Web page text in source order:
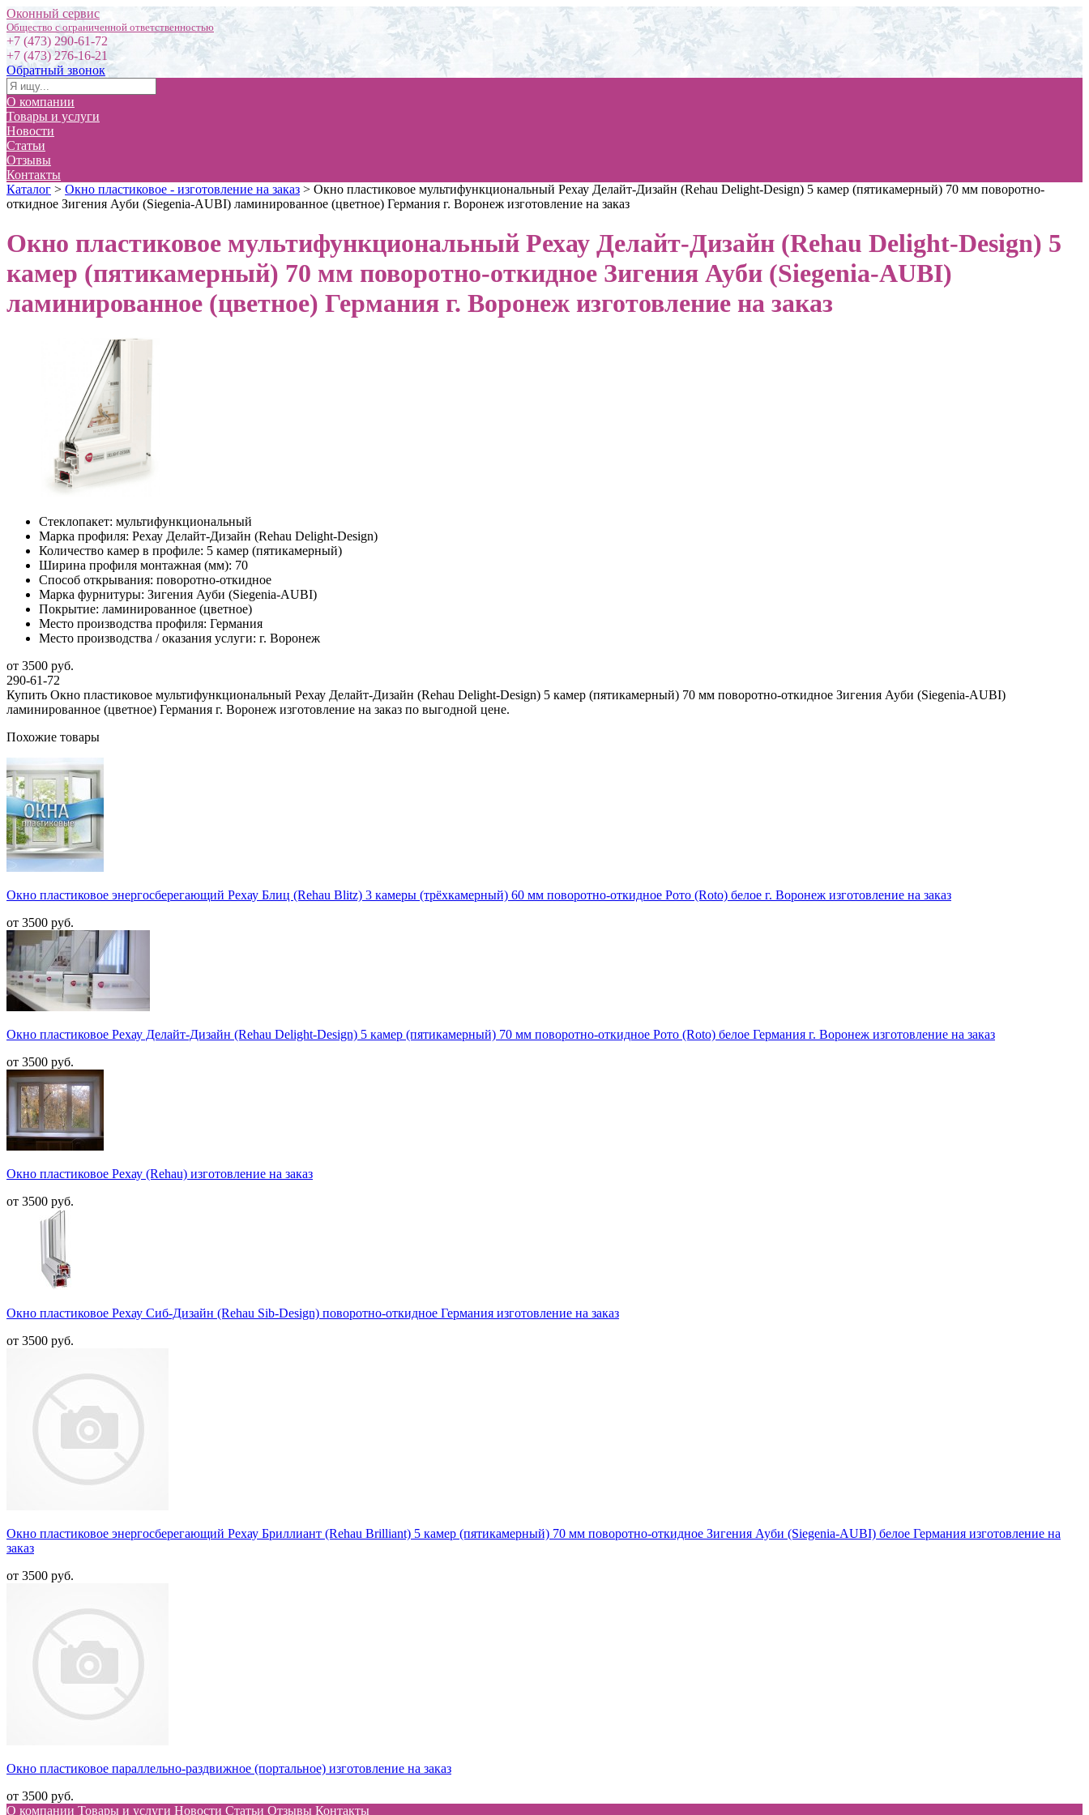
Оконный сервис
+7 (473) 290-61-72
+7 (473) 276-16-21
Обратный звонок
О компании
Товары и услуги
Новости
Статьи
Отзывы
Контакты
Каталог > Окно пластиковое - изготовление на заказ > Окно пластиковое мультифункциональный Рехау Делайт-Дизайн (Rehau Delight-Design) 5 камер (пятикамерный) 70 мм поворотно-
откидное Зигения Ауби (Siegenia-AUBI) ламинированное (цветное) Германия г. Воронеж изготовление на заказ
Окно пластиковое мультифункциональный Рехау Делайт-Дизайн (Rehau Delight-Design) 5
камер (пятикамерный) 70 мм поворотно-откидное Зигения Ауби (Siegenia-AUBI)
ламинированное (цветное) Германия г. Воронеж изготовление на заказ
Стеклопакет: мультифункциональный
Марка профиля: Рехау Делайт-Дизайн (Rehau Delight-Design)
Количество камер в профиле: 5 камер (пятикамерный)
Ширина профиля монтажная (мм): 70
Способ открывания: поворотно-откидное
Марка фурнитуры: Зигения Ауби (Siegenia-AUBI)
Покрытие: ламинированное (цветное)
Место производства профиля: Германия
Место производства / оказания услуги: г. Воронеж
от 3500 руб.
290-61-72
Купить Окно пластиковое мультифункциональный Рехау Делайт-Дизайн (Rehau Delight-Design) 5 камер (пятикамерный) 70 мм поворотно-откидное Зигения Ауби (Siegenia-AUBI)
ламинированное (цветное) Германия г. Воронеж изготовление на заказ по выгодной цене.
Похожие товары
Окно пластиковое энергосберегающий Рехау Блиц (Rehau Blitz) 3 камеры (трёхкамерный) 60 мм поворотно-откидное Рото (Roto) белое г. Воронеж изготовление на заказ
от 3500 руб.
Окно пластиковое Рехау Делайт-Дизайн (Rehau Delight-Design) 5 камер (пятикамерный) 70 мм поворотно-откидное Рото (Roto) белое Германия г. Воронеж изготовление на заказ
от 3500 руб.
Окно пластиковое Рехау (Rehau) изготовление на заказ
от 3500 руб.
Окно пластиковое Рехау Сиб-Дизайн (Rehau Sib-Design) поворотно-откидное Германия изготовление на заказ
от 3500 руб.
Окно пластиковое энергосберегающий Рехау Бриллиант (Rehau Brilliant) 5 камер (пятикамерный) 70 мм поворотно-откидное Зигения Ауби (Siegenia-AUBI) белое Германия изготовление на
заказ
от 3500 руб.
Окно пластиковое параллельно-раздвижное (портальное) изготовление на заказ
от 3500 руб.
О компании Товары и услуги Новости Статьи Отзывы Контакты